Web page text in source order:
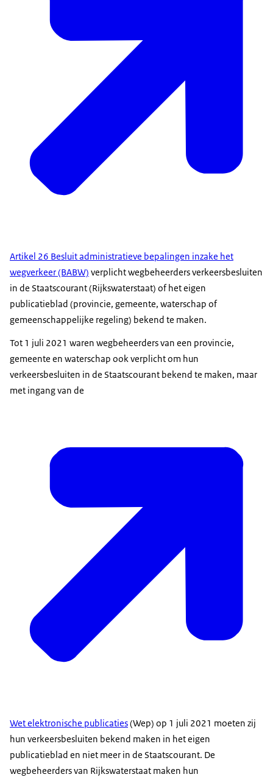
Artikel 26 Besluit administratieve bepalingen inzake het
wegverkeer (BABW) verplicht wegbeheerders verkeersbesluiten
in de Staatscourant (Rijkswaterstaat) of het eigen
publicatieblad (provincie, gemeente, waterschap of
gemeenschappelijke regeling) bekend te maken.
Tot 1 juli 2021 waren wegbeheerders van een provincie,
gemeente en waterschap ook verplicht om hun
verkeersbesluiten in de Staatscourant bekend te maken, maar
met ingang van de
Wet elektronische publicaties(Wep) op 1 juli 2021 moeten zij
hun verkeersbesluiten bekend maken in het eigen
publicatieblad en niet meer in de Staatscourant. De
wegbeheerders van Rijkswaterstaat maken hun